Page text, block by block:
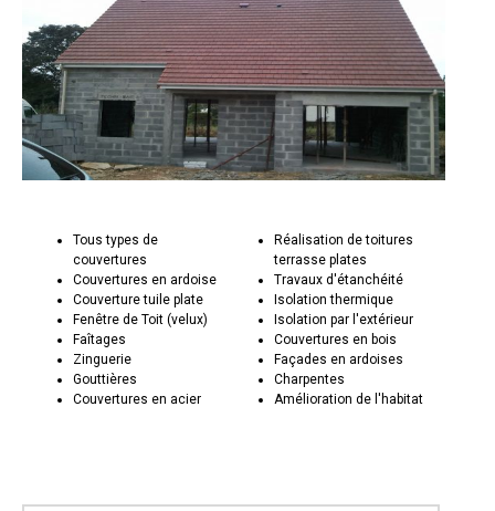
Tous types de
couvertures
Couvertures en ardoise
Couverture tuile plate
Fenêtre de Toit (velux)
Faîtages
Zinguerie
Gouttières
Couvertures en acier
Réalisation de toitures
terrasse plates
Travaux d'étanchéité
Isolation thermique
Isolation par l'extérieur
Couvertures en bois
Façades en ardoises
Charpentes
Amélioration de l'habitat